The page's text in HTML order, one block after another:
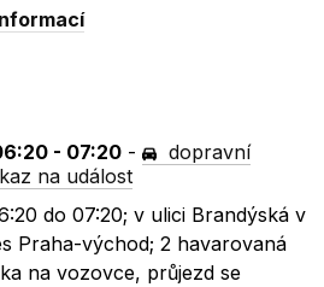
- 07:20 -
dopravní
na událost
do 07:20; v ulici Brandýská v
Praha-východ; 2 havarovaná
na vozovce, průjezd se